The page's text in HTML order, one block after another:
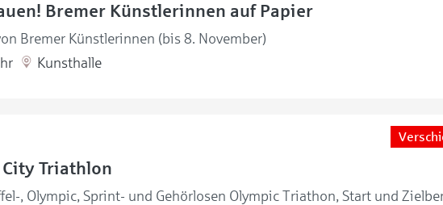
Bremer Künstlerinnen auf Papier
Bremer Künstlerinnen (bis 8. November)
Kunsthalle
City Triathlon
, Olympic, Sprint- und Gehörlosen Olympic Triathon, Start und